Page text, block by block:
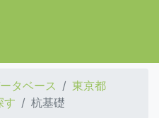
タベース
東京都
す
杭基礎